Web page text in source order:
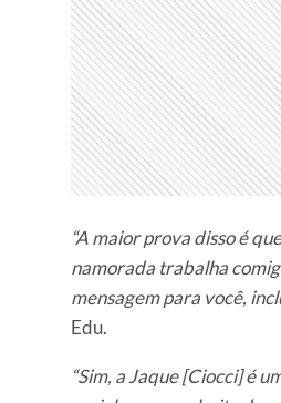
“A maior prova disso é
namorada trabalha
mensagem para você,
Edu.
“Sim, a Jaque [Ciocci] é